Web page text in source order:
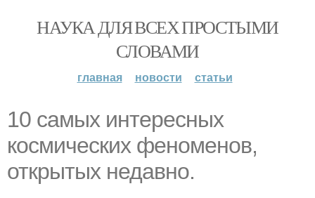
НАУКА ДЛЯ ВСЕХ ПРОСТЫМИ
СЛОВАМИ
главная новости статьи
10 самых интересных
космических феноменов,
открытых недавно.